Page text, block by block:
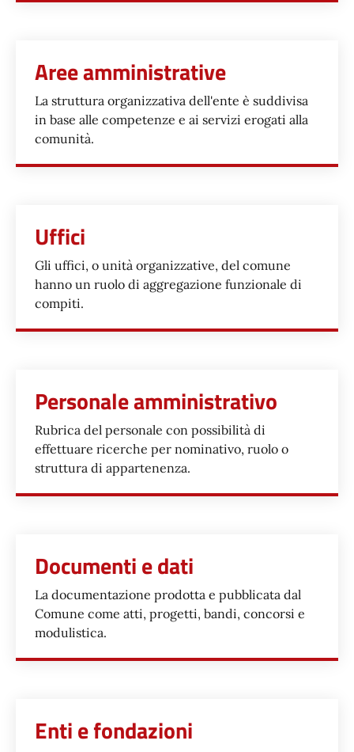
Aree amministrative
La struttura organizzativa dell'ente è suddivisa
in base alle competenze e ai servizi erogati alla
comunità.
Uffici
Gli uffici, o unità organizzative, del comune
hanno un ruolo di aggregazione funzionale di
compiti.
Personale amministrativo
Rubrica del personale con possibilità di
effettuare ricerche per nominativo, ruolo o
struttura di appartenenza.
Documenti e dati
La documentazione prodotta e pubblicata dal
Comune come atti, progetti, bandi, concorsi e
modulistica.
Enti e fondazioni